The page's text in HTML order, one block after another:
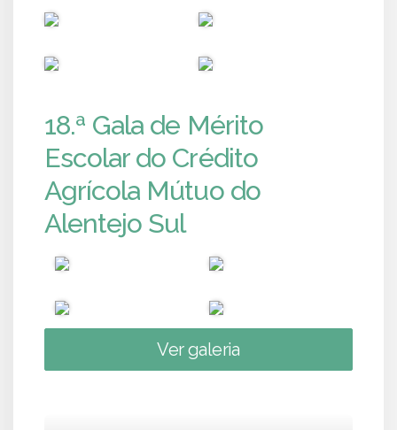
18.ª Gala de Mérito
Escolar do Crédito
Agrícola Mútuo do
Alentejo Sul
Ver galeria